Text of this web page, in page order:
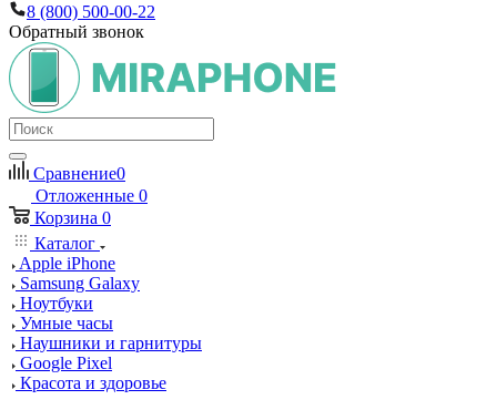
8 (800) 500-00-22
Обратный звонок
Сравнение0
Отложенные 0
Корзина 0
Каталог
Apple iPhone
Samsung Galaxy
Ноутбуки
Умные часы
Наушники и гарнитуры
Google Pixel
Красота и здоровье